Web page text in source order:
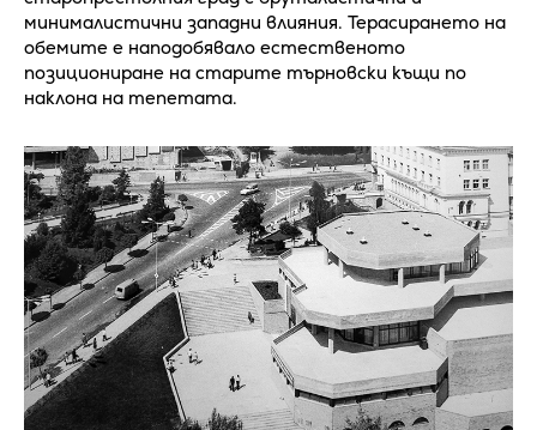
минималистични западни влияния. Терасирането на
обемите е наподобявало естественото
позициониране на старите търновски къщи по
наклона на тепетата.